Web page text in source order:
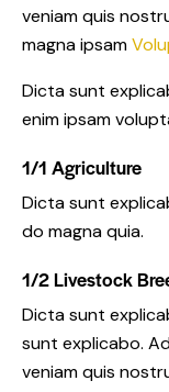
veniam quis
magna ipsam
Dicta sunt
enim ipsam
1/1 Agriculture
Dicta sunt
do magna quia.
1/2 Livestock
Dicta sunt
sunt explicabo.
veniam quis